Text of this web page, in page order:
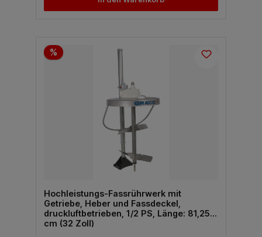
%
Hochleistungs-Fassrührwerk mit
Getriebe, Heber und Fassdeckel,
druckluftbetrieben, 1/2 PS, Länge: 81,25
cm (32 Zoll)